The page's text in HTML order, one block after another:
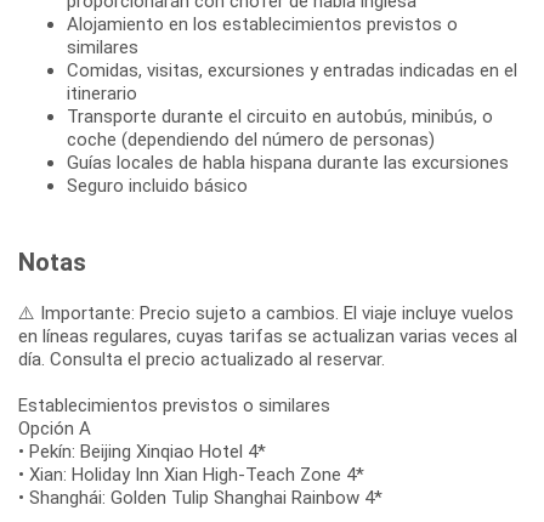
Alojamiento en los establecimientos previstos o
similares
Comidas, visitas, excursiones y entradas indicadas en el
itinerario
Transporte durante el circuito en autobús, minibús, o
coche (dependiendo del número de personas)
Guías locales de habla hispana durante las excursiones
Seguro incluido básico
Notas
⚠️ Importante: Precio sujeto a cambios. El viaje incluye vuelos
en líneas regulares, cuyas tarifas se actualizan varias veces al
día. Consulta el precio actualizado al reservar.
Establecimientos previstos o similares
Opción A
• Pekín: Beijing Xinqiao Hotel 4*
• Xian: Holiday Inn Xian High-Teach Zone 4*
• Shanghái: Golden Tulip Shanghai Rainbow 4*